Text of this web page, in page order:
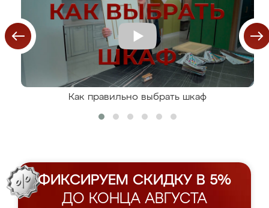
Как правильно выбрать шкаф
ФИКСИРУЕМ СКИДКУ В 5%
ДО КОНЦА АВГУСТА